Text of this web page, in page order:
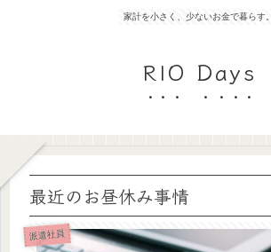
家計を小さく、少ないお金で暮らす。
RIO Days
最近のお昼休み事情
派遣社員